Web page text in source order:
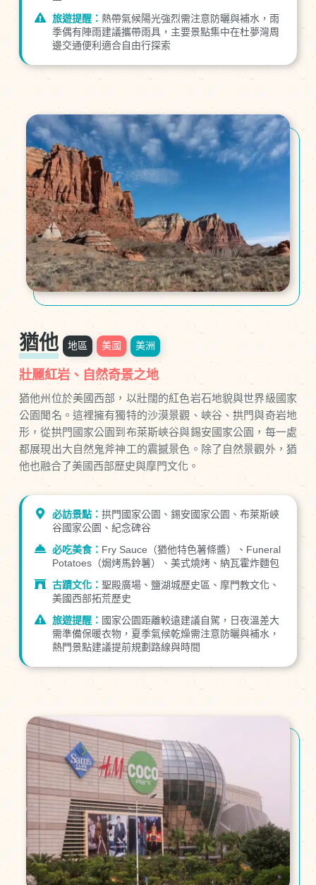
旅遊提醒：熱帶氣候陽光強烈需注意防曬與補水，雨
季偶有陣雨建議攜帶雨具，主要景點集中在杜夢灣周
邊交通便利適合自由行探索
猶他 地區 美國 美洲
壯麗紅岩、自然奇景之地
猶他州位於美國西部，以壯闊的紅色岩石地貌與世界級國家
公園聞名。這裡擁有獨特的沙漠景觀、峽谷、拱門與奇岩地
形，從拱門國家公園到布萊斯峽谷與錫安國家公園，每一處
都展現出大自然鬼斧神工的震撼景色。除了自然景觀外，猶
他也融合了美國西部歷史與摩門文化。
必訪景點：拱門國家公園、錫安國家公園、布萊斯峽
谷國家公園、紀念碑谷
必吃美食： Fry Sauce（猶他特色薯條醬）、Funeral
Potatoes（焗烤馬鈴薯）、美式燒烤、納瓦霍炸麵包
古蹟文化：聖殿廣場、鹽湖城歷史區、摩門教文化、
美國西部拓荒歷史
旅遊提醒： 國家公園距離較遠建議自駕，日夜溫差大
需準備保暖衣物，夏季氣候乾燥需注意防曬與補水，
熱門景點建議提前規劃路線與時間